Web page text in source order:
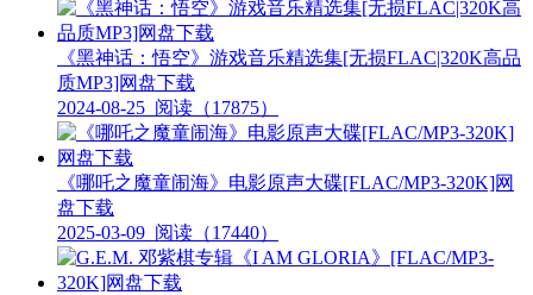
《黑神话：悟空》游戏音乐精选集[无损FLAC|320K高品
质MP3]网盘下载
2024-08-25 阅读（17875）
《哪吒之魔童闹海》电影原声大碟[FLAC/MP3-320K]网
盘下载
2025-03-09 阅读（17440）